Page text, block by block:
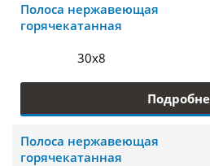
Полоса нержавеющая
горячекатанная
30х8
Полоса нержавеющая
горячекатанная